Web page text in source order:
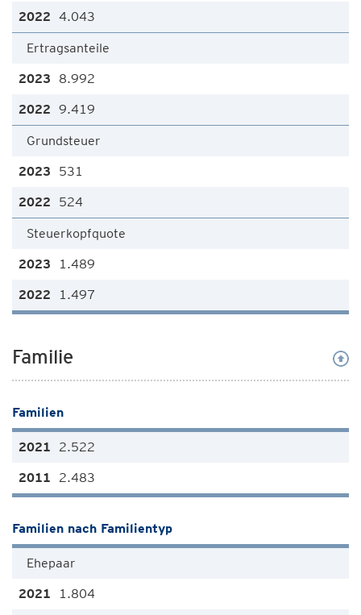
4.043
Ertragsanteile
8.992
9.419
Grundsteuer
531
524
Steuerkopfquote
1.489
1.497
Familie
Familien
2.522
2.483
Familien nach Familientyp
Ehepaar
1.804